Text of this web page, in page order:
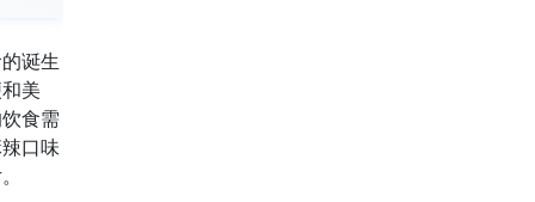
诞生
美
食需
口味